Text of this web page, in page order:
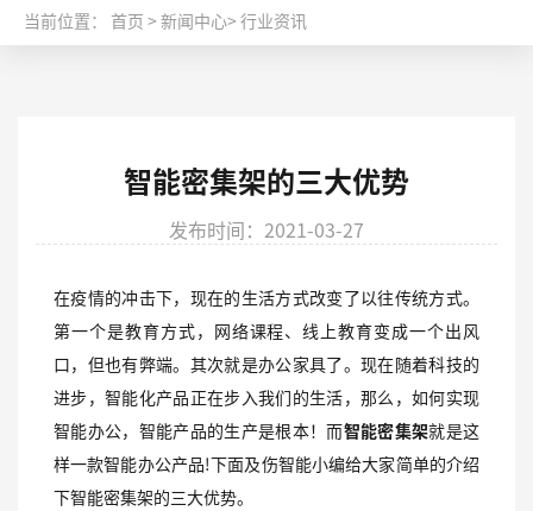
当前位置： 首页 > 新闻中心> 行业资讯
智能密集架的三大优势
发布时间：2021-03-27
在疫情的冲击下，现在的生活方式改变了以往传统方式。
第一个是教育方式，网络课程、线上教育变成一个出风
口，但也有弊端。其次就是办公家具了。现在随着科技的
进步，智能化产品正在步入我们的生活，那么，如何实现
智能办公，智能产品的生产是根本！而智能密集架就是这
样一款智能办公产品!下面及伤智能小编给大家简单的介绍
下智能密集架的三大优势。